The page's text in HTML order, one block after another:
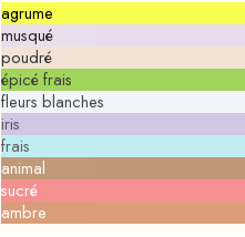
agrume
musqué
poudré
épicé frais
fleurs blanches
iris
frais
animal
sucré
ambre